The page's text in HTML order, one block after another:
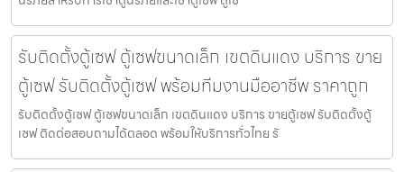
รับติดตั้งตู้เซฟ ตู้เซฟขนาดเล็ก เขตดินแดง บริการ ขาย
ตู้เซฟ รับติดตั้งตู้เซฟ พร้อมทีมงานมืออาชีพ ราคาถูก
รับติดตั้งตู้เซฟ ตู้เซฟขนาดเล็ก เขตดินแดง บริการ ขายตู้เซฟ รับติดตั้งตู้
เซฟ ติดต่อสอบถามได้ตลอด พร้อมให้บริการทั่วไทย รั